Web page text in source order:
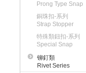
Prong Type Snap
銅珠扣-系列
Strap Stopper
特殊類鈕扣-系列
Special Snap
铆釘類
Rivet Series